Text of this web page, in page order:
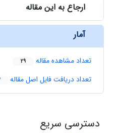
ارجاع به این مقاله
آمار
تعداد مشاهده مقاله 29
تعداد دریافت فایل اصل مقاله
دسترسی سریع